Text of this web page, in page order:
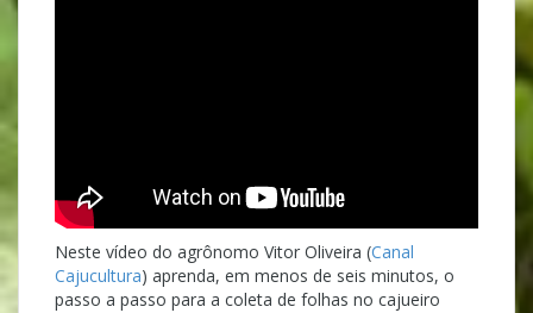
Neste vídeo do agrônomo Vitor Oliveira (Canal
Cajucultura) aprenda, em menos de seis minutos, o
passo a passo para a coleta de folhas no cajueiro